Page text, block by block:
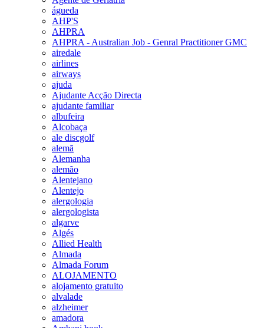
águeda
AHP'S
AHPRA
AHPRA - Australian Job - Genral Practitioner GMC
airedale
airlines
airways
ajuda
Ajudante Acção Directa
ajudante familiar
albufeira
Alcobaça
ale discgolf
alemã
Alemanha
alemão
Alentejano
Alentejo
alergologia
alergologista
algarve
Algés
Allied Health
Almada
Almada Forum
ALOJAMENTO
alojamento gratuito
alvalade
alzheimer
amadora